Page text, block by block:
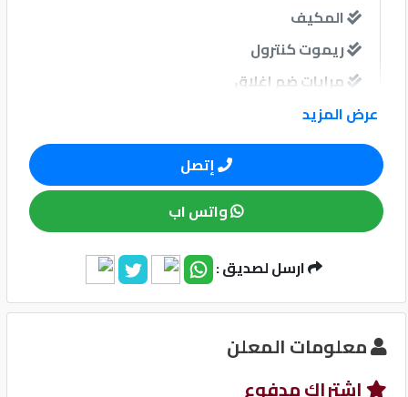
ماركت
الدليل
القطري
©
المكيف
ريموت كنترول
مرايات ضم إغلاق
نوافذ
نوافذ كهربائية امامية
نظام مانع للانغلاق-ABS
عرض المزيد
إتصل
واتس اب
ارسل لصديق :
معلومات المعلن
إشتراك مدفوع